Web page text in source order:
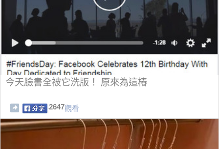
今天臉書全被它洗版！ 原來為這樁
2647觀看